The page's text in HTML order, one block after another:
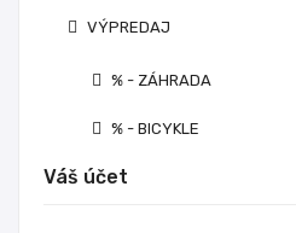
VÝPREDAJ
% - ZÁHRADA
% - BICYKLE
Váš účet